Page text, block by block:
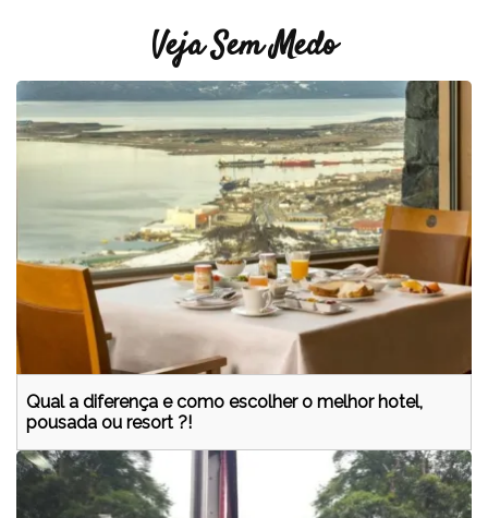
Veja Sem Medo
Qual a diferença e como escolher o melhor hotel,
pousada ou resort ?!